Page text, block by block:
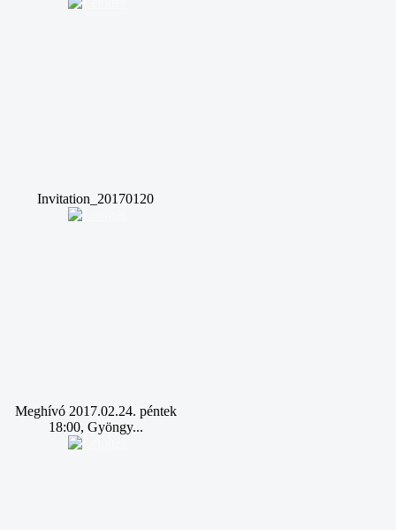
Invitation_20170120
Meghívó 2017.02.24. péntek
18:00, Gyöngy...